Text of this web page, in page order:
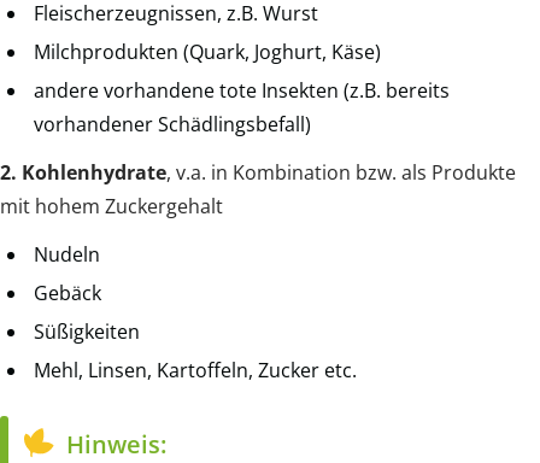
Fleischerzeugnissen, z.B. Wurst
Milchprodukten (Quark, Joghurt, Käse)
andere vorhandene tote Insekten (z.B. bereits
vorhandener Schädlingsbefall)
2. Kohlenhydrate, v.a. in Kombination bzw. als Produkte
mit hohem Zuckergehalt
Nudeln
Gebäck
Süßigkeiten
Mehl, Linsen, Kartoffeln, Zucker etc.
Hinweis: